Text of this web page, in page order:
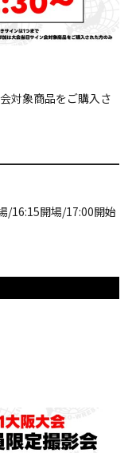
対象商品をご購入さ
/16:15開場/17:00開始